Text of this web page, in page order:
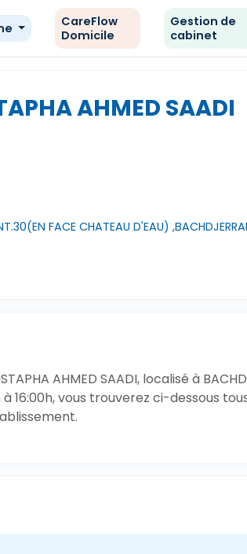
CareFlow
Domicile
Gestion de
cabinet
AHMED SAADI
FACE CHATEAU D'EAU)
AHMED SAADI, localisé à
16:00h, vous trouverez ci-dessous